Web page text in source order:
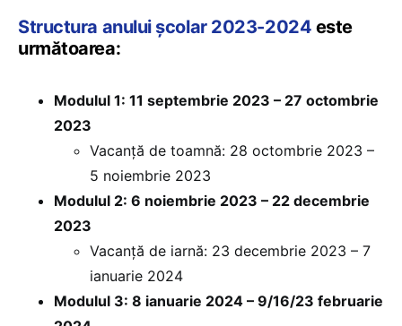
Structura anului școlar 2023-2024 este
următoarea:
Modulul 1: 11 septembrie 2023 – 27 octombrie
2023
Vacanță de toamnă: 28 octombrie 2023 –
5 noiembrie 2023
Modulul 2: 6 noiembrie 2023 – 22 decembrie
2023
Vacanță de iarnă: 23 decembrie 2023 – 7
ianuarie 2024
Modulul 3: 8 ianuarie 2024 – 9/16/23 februarie